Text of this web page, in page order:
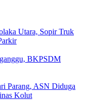
Utara, Sopir Truk
BKPSDM
Parang, ASN Diduga
Kolut